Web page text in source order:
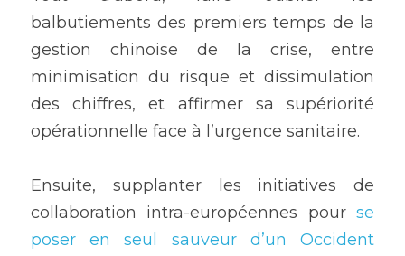
balbutiements des premiers temps de la
gestion chinoise de la crise, entre
minimisation du risque et dissimulation
des chiffres, et affirmer sa supériorité
opérationnelle face à l’urgence sanitaire.
Ensuite, supplanter les initiatives de
collaboration intra-européennes pour se
poser en seul sauveur d’un Occident